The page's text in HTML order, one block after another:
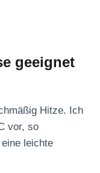
geeignet
Hitze. Ich
vor, so
leichte